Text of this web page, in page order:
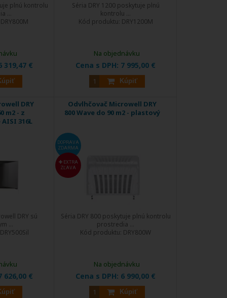
plnú kontrolu
...
DRY800M
319,47 €
Séria DRY 1200 poskytuje plnú
kontrolu ...
Kód produktu: DRY1200M
Cena s DPH: 7 995,00 €
Kúpiť
Na objednávku
DRY
m2 - z
316L
DRY sú
...
DRY500Sil
626,00 €
Odvlhčovač Microwell DRY
800 Wave do 90 m2 - plastový
DOPRAVA
ZDARMA
EXTRA
ZĽAVA
Séria DRY 800 poskytuje plnú kontrolu
prostredia ...
Kód produktu: DRY800W
Cena s DPH: 6 990,00 €
Kúpiť
Na objednávku